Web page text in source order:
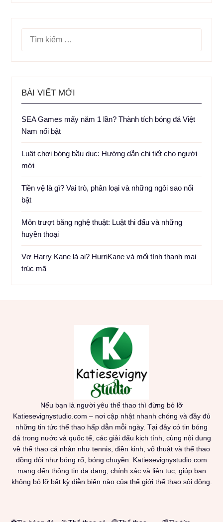
BÀI VIẾT MỚI
SEA Games mấy năm 1 lần? Thành tích bóng đá Việt
Nam nổi bật
Luật chơi bóng bầu dục: Hướng dẫn chi tiết cho người
mới
Tiền vệ là gì? Vai trò, phân loại và những ngôi sao nổi
bật
Môn trượt băng nghệ thuật: Luật thi đấu và những
huyền thoại
Vợ Harry Kane là ai? HurriKane và mối tình thanh mai
trúc mã
Nếu bạn là người yêu thể thao thì đừng bỏ lỡ
Katiesevignystudio.com – nơi cập nhật nhanh chóng và đầy đủ
những tin tức thể thao hấp dẫn mỗi ngày. Tại đây có tin bóng
đá trong nước và quốc tế, các giải đấu kịch tính, cùng nội dung
về thể thao cá nhân như tennis, điền kinh, võ thuật và thể thao
đồng đội như bóng rổ, bóng chuyền. Katiesevignystudio.com
mang đến thông tin đa dạng, chính xác và liên tục, giúp bạn
không bỏ lỡ bất kỳ diễn biến nào của thế giới thể thao sôi động.